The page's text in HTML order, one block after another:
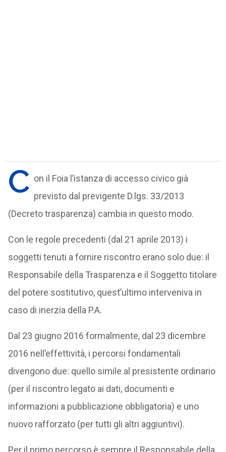
C on il Foia l’istanza di accesso civico già
previsto dal previgente D.lgs. 33/2013
(Decreto trasparenza) cambia in questo modo.
Con le regole precedenti (dal 21 aprile 2013) i
soggetti tenuti a fornire riscontro erano solo due: il
Responsabile della Trasparenza e il Soggetto titolare
del potere sostitutivo, quest’ultimo interveniva in
caso di inerzia della P.A.
Dal 23 giugno 2016 formalmente, dal 23 dicembre
2016 nell’effettività, i percorsi fondamentali
divengono due: quello simile al presistente ordinario
(per il riscontro legato ai dati, documenti e
informazioni a pubblicazione obbligatoria) e uno
nuovo rafforzato (per tutti gli altri aggiuntivi).
Per il primo percorso è sempre il Responsabile della